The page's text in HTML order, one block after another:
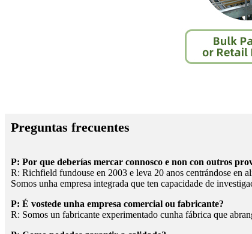
Preguntas frecuentes
P: Por que deberías mercar connosco e non con outros
R: Richfield fundouse en 2003 e leva 20 anos centrándose en
Somos unha empresa integrada que ten capacidade de
P: É vostede unha empresa comercial ou fabricante?
R: Somos un fabricante experimentado cunha fábrica que